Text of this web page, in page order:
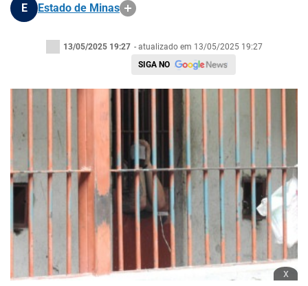
E Estado de Minas
13/05/2025 19:27 - atualizado em 13/05/2025 19:27
SIGA NO
x